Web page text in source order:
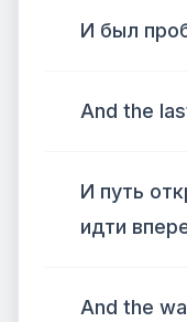
И был
And the
И путь
идти
And the